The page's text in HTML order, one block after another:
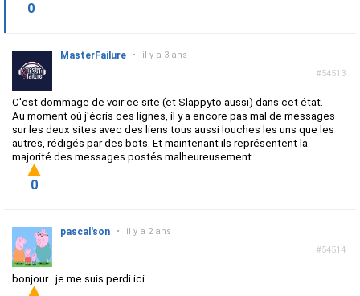
0
#54513
MasterFailure • il y a 3 ans
C'est dommage de voir ce site (et Slappyto aussi) dans cet état.
Au moment où j'écris ces lignes, il y a encore pas mal de messages
sur les deux sites avec des liens tous aussi louches les uns que les
autres, rédigés par des bots. Et maintenant ils représentent la
majorité des messages postés malheureusement.
0
#54514
pascal'son • il y a 2 ans
bonjour . je me suis perdi ici ...